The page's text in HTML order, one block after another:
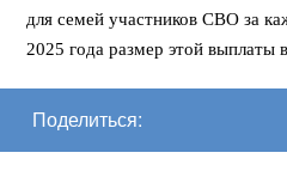
для семей участников СВО за
2025 года размер этой выплаты
Поделиться: